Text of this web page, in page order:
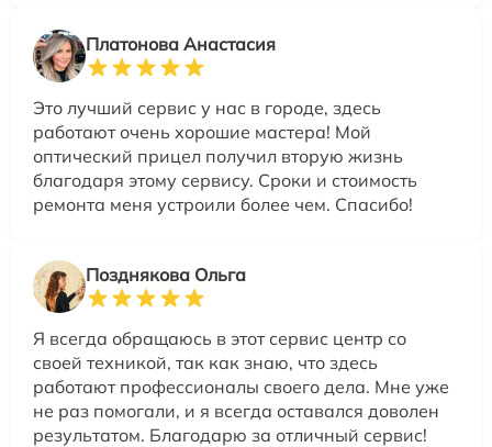
Платонова Анастасия
Это лучший сервис у нас в городе, здесь
работают очень хорошие мастера! Мой
оптический прицел получил вторую жизнь
благодаря этому сервису. Сроки и стоимость
ремонта меня устроили более чем. Спасибо!
Позднякова Ольга
Я всегда обращаюсь в этот сервис центр со
своей техникой, так как знаю, что здесь
работают профессионалы своего дела. Мне уже
не раз помогали, и я всегда оставался доволен
результатом. Благодарю за отличный сервис!